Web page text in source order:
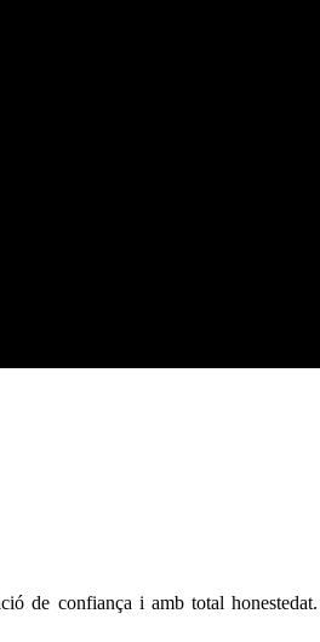
de confiança i amb total